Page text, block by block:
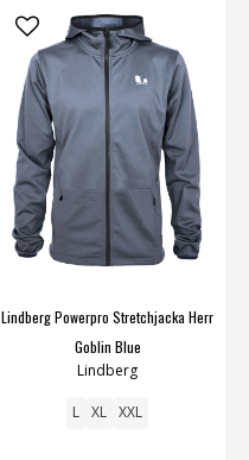
Lindberg Powerpro Stretchjacka Herr
Goblin Blue
Lindberg
L XL XXL